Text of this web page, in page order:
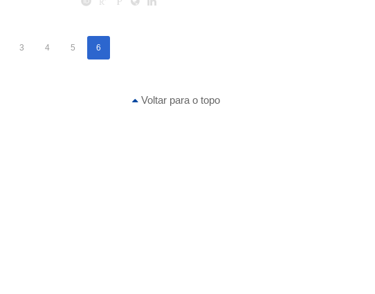
3 4 5 6
Voltar para o topo